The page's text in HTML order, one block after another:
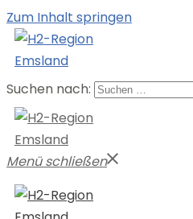
Zum Inhalt springen
Suchen nach:
Menü schließen